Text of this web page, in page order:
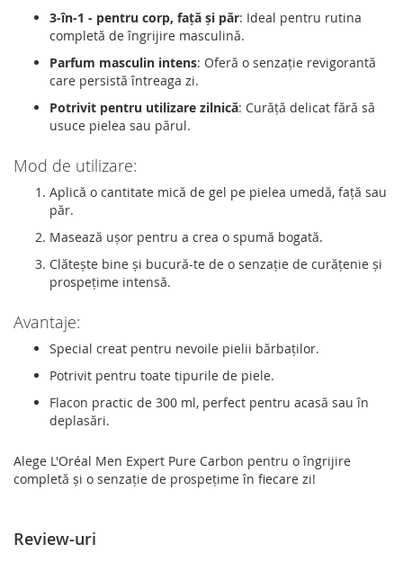
3-în-1 - pentru corp, față și păr: Ideal pentru rutina
completă de îngrijire masculină.
Parfum masculin intens: Oferă o senzație revigorantă
care persistă întreaga zi.
Potrivit pentru utilizare zilnică: Curăță delicat fără să
usuce pielea sau părul.
Mod de utilizare:
Aplică o cantitate mică de gel pe pielea umedă, față sau
păr.
Masează ușor pentru a crea o spumă bogată.
Clătește bine și bucură-te de o senzație de curățenie și
prospețime intensă.
Avantaje:
Special creat pentru nevoile pielii bărbaților.
Potrivit pentru toate tipurile de piele.
Flacon practic de 300 ml, perfect pentru acasă sau în
deplasări.
Alege L'Oréal Men Expert Pure Carbon pentru o îngrijire
completă și o senzație de prospețime în fiecare zi!
Review-uri